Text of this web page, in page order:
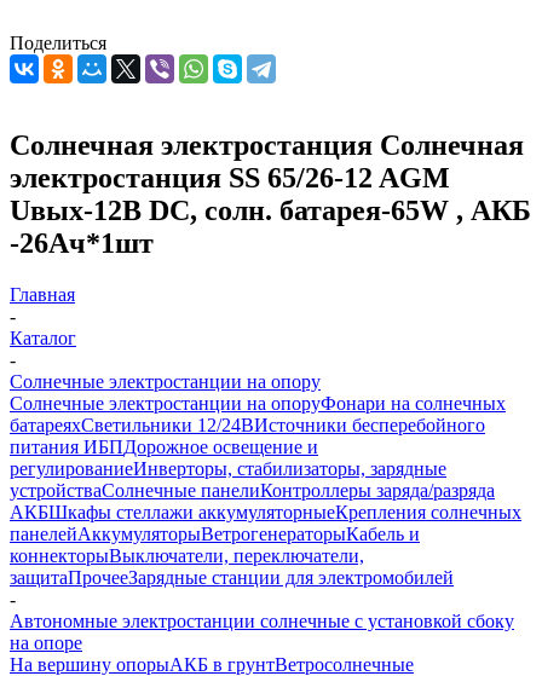
Поделиться
Солнечная электростанция Солнечная
электростанция SS 65/26-12 AGM
Uвых-12В DC, солн. батарея-65W , АКБ
-26Aч*1шт
Главная
-
Каталог
-
Солнечные электростанции на опору
Солнечные электростанции на опоруФонари на солнечных
батареяхСветильники 12/24ВИсточники бесперебойного
питания ИБПДорожное освещение и
регулированиеИнверторы, стабилизаторы, зарядные
устройстваСолнечные панелиКонтроллеры заряда/разряда
АКБШкафы стеллажи аккумуляторныеКрепления солнечных
панелейАккумуляторыВетрогенераторыКабель и
коннекторыВыключатели, переключатели,
защитаПрочееЗарядные станции для электромобилей
-
Автономные электростанции солнечные с установкой сбоку
на опоре
На вершину опорыАКБ в грунтВетросолнечные